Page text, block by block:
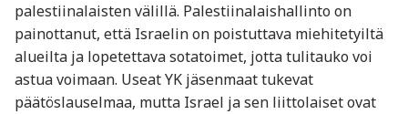
palestiinalaisten välillä. Palestiinalaishallinto on
painottanut, että Israelin on poistuttava miehitetyiltä
alueilta ja lopetettava sotatoimet, jotta tulitauko voi
astua voimaan. Useat YK jäsenmaat tukevat
päätöslauselmaa, mutta Israel ja sen liittolaiset ovat